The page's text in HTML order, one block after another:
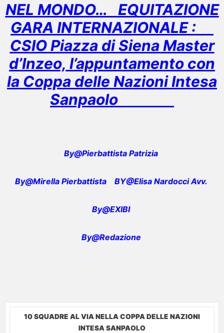
NEL MONDO… EQUITAZIONE
GARA INTERNAZIONALE :
CSIO Piazza di Siena Master
d’Inzeo, l’appuntamento con
la Coppa delle Nazioni Intesa
Sanpaolo
By@Pierbattista Patrizia
By@Mirella Pierbattista BY@Elisa Nardocci Avv.
By@EXIBI
By@Redazione
10 SQUADRE AL VIA NELLA COPPA DELLE NAZIONI
INTESA SANPAOLO